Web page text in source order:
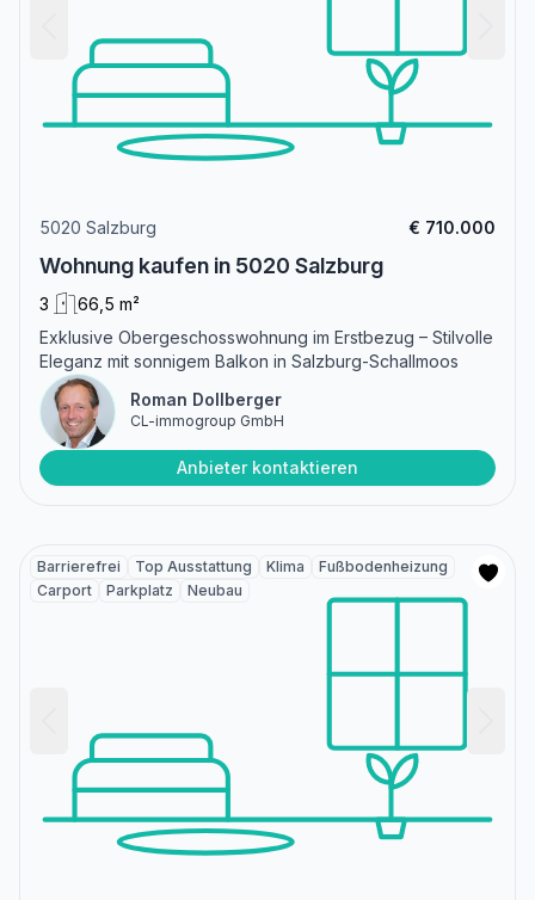
5020 Salzburg € 710.000
Wohnung kaufen in 5020 Salzburg
3
66,5 m²
Exklusive Obergeschosswohnung im Erstbezug – Stilvolle
Eleganz mit sonnigem Balkon in Salzburg-Schallmoos
Roman Dollberger
CL-immogroup GmbH
Anbieter kontaktieren
Barrierefrei Top Ausstattung Klima
Fußbodenheizung
Carport
Parkplatz Neubau